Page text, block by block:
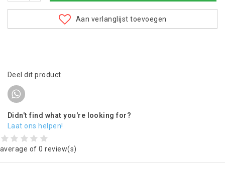
Aan verlanglijst toevoegen
Deel dit product
Didn't find what you're looking for?
Laat ons helpen!
average of 0 review(s)